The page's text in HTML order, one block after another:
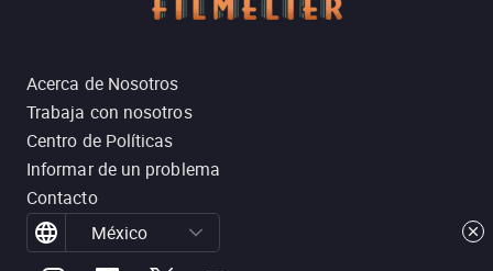
Acerca de Nosotros
Trabaja con nosotros
Centro de Políticas
Informar de un problema
Contacto
México